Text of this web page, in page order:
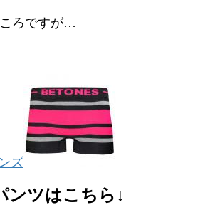
ろですが…
ンツはこちら↓